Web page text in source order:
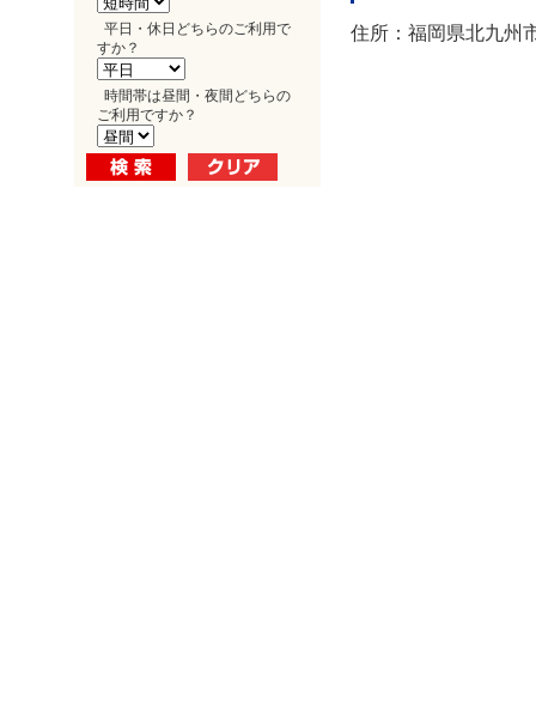
平日・休日どちらのご利用で
すか？
時間帯は昼間・夜間どちらの
ご利用ですか？
住所：福岡県北九州